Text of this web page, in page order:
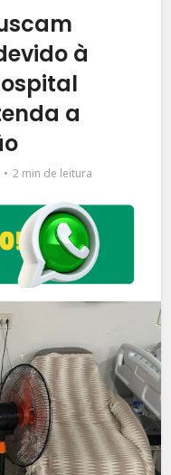
à
a
2 min de leitura